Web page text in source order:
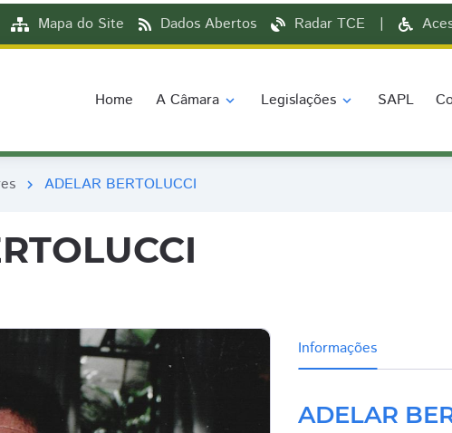
Mapa do Site Dados Abertos Radar TCE |
Home A Câmara expand_more Legislações expand_more SAPL
chevron_right ADELAR BERTOLUCCI
Informações
ADELAR